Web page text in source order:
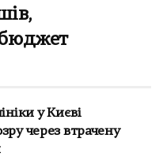
у Києві
через втрачену